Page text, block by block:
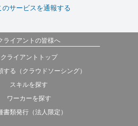
のサービスを通報する
ライアントの皆様へ
クライアントトップ
する（クラウドソーシング）
スキルを探す
ワーカーを探す
書類発行（法人限定）